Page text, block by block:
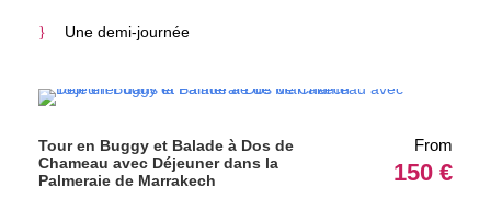
Une demi-journée
Tour en Buggy et Balade à Dos de
Chameau avec Déjeuner dans la
Palmeraie de Marrakech
From
150 €